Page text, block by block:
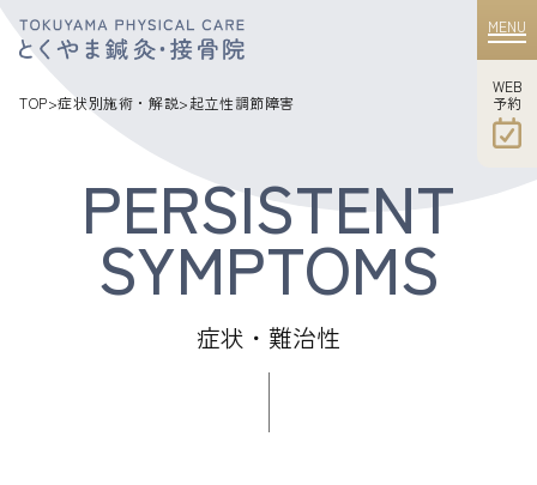
MENU
WEB
​​​​​​​予約
TOP>症状別施術・解説>起立性調節障害
症状・難治性